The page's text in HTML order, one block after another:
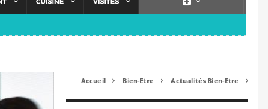
Accueil  Bien-Etre  Actualités Bien-Etre 